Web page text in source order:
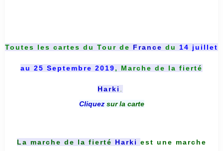
Toutes les cartes du Tour de France du 14 juillet
au 25 Septembre 2019, Marche de la fierté
Harki
Cliquez sur la carte
La marche de la fierté Harki est une marche